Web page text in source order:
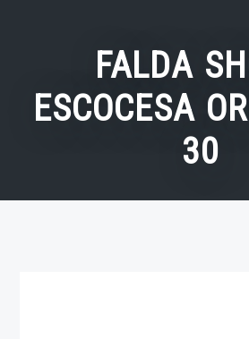
FALDA
ESCOCESA
30